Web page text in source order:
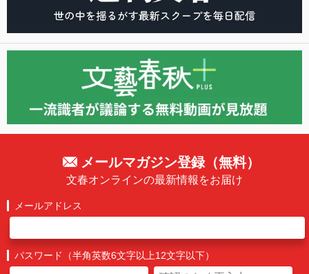
メールマガジン登録（無料）
文春オンラインの最新情報をお届け
メールアドレス
パスワード（半角英数6文字以上12文字以下）